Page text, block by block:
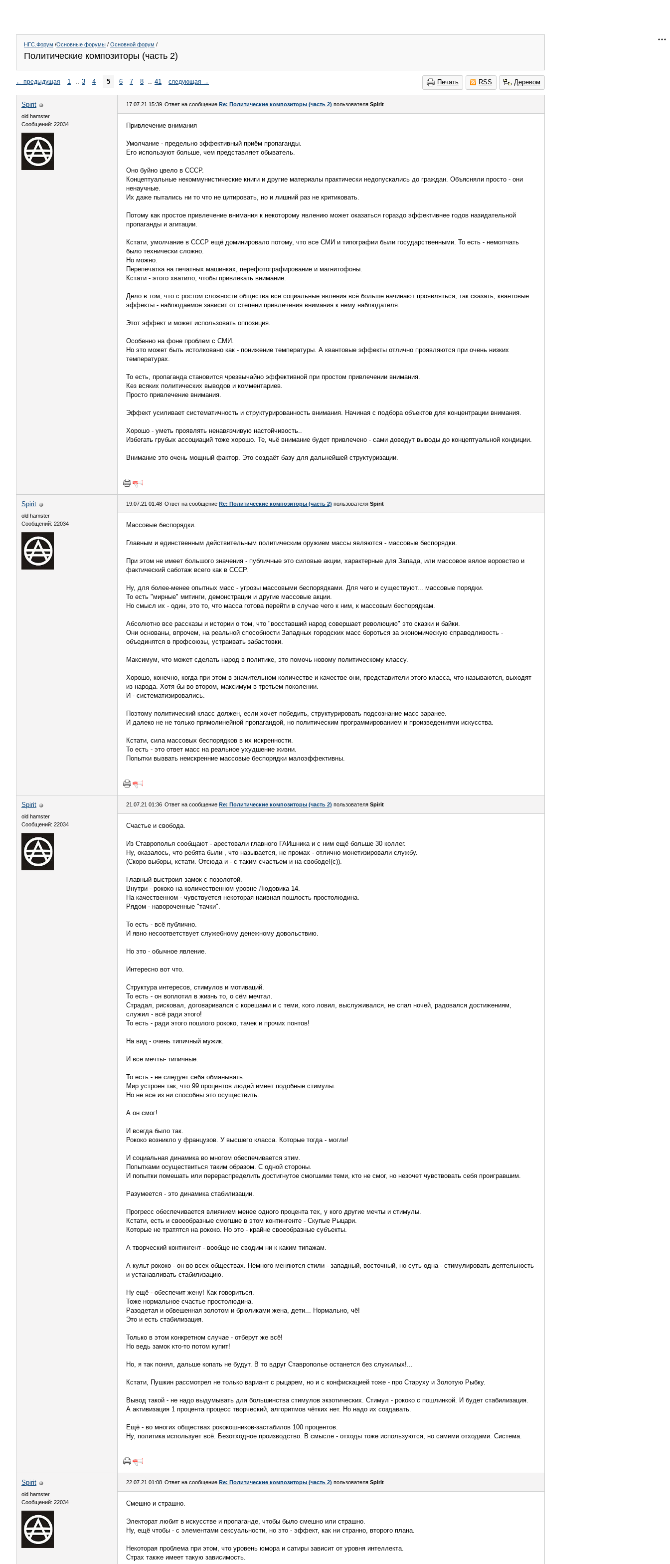
НГС.Форум /Основные форумы / Основной форум /
Политические композиторы (часть 2)
Печать RSS Деревом
← предыдущая 1 .. 3 4 5 6 7 8 .. 41 следующая →
Spirit
old hamster
Сообщений: 22034
17.07.21 15:39 Ответ на сообщение Re: Политические композиторы (часть 2) пользователя Spirit
Привлечение внимания
Умолчание - предельно эффективный приём пропаганды.
Его используют больше, чем представляет обыватель.
Оно буйно цвело в СССР.
Концептуальные некоммунистические книги и другие материалы практически недопускались до граждан. Объясняли просто - они
ненаучные.
Их даже пытались ни то что не цитировать, но и лишний раз не критиковать.
Потому как простое привлечение внимания к некоторому явлению может оказаться гораздо эффективнее годов назидательной
пропаганды и агитации.
Кстати, умолчание в СССР ещё доминировало потому, что все СМИ и типографии были государственными. То есть - немолчать
было технически сложно.
Но можно.
Перепечатка на печатных машинках, перефотографирование и магнитофоны.
Кстати - этого хватило, чтобы привлекать внимание.
Дело в том, что с ростом сложности общества все социальные явления всё больше начинают проявляться, так сказать, квантовые
эффекты - наблюдаемое зависит от степени привлечения внимания к нему наблюдателя.
Этот эффект и может использовать оппозиция.
Особенно на фоне проблем с СМИ.
Но это может быть истолковано как - понижение температуры. А квантовые эффекты отлично проявляются при очень низких
температурах.
То есть, пропаганда становится чрезвычайно эффективной при простом привлечении внимания.
Кез всяких политических выводов и комментариев.
Просто привлечение внимания.
Эффект усиливает систематичность и структурированность внимания. Начиная с подбора объектов для концентрации внимания.
Хорошо - уметь проявлять ненавязчивую настойчивость..
Избегать грубых ассоциаций тоже хорошо. Те, чьё внимание будет привлечено - сами доведут выводы до концептуальной кондиции.
Внимание это очень мощный фактор. Это создаёт базу для дальнейшей структуризации.
Spirit
old hamster
Сообщений: 22034
19.07.21 01:48 Ответ на сообщение Re: Политические композиторы (часть 2) пользователя Spirit
Массовые беспорядки.
Главным и единственным действительным политическим оружием массы являются - массовые беспорядки.
При этом не имеет большого значения - публичные это силовые акции, характерные для Запада, или массовое вялое воровство и
фактический саботаж всего как в СССР.
Ну, для более-менее опытных масс - угрозы массовыми беспорядками. Для чего и существуют... массовые порядки.
То есть "мирные" митинги, демонстрации и другие массовые акции.
Но смысл их - один, это то, что масса готова перейти в случае чего к ним, к массовым беспорядкам.
Абсолютно все рассказы и истории о том, что "восставший народ совершает революцию" это сказки и байки.
Они основаны, впрочем, на реальной способности Западных городских масс бороться за экономическую справедливость -
объединятся в профсоюзы, устраивать забастовки.
Максимум, что может сделать народ в политике, это помочь новому политическому классу.
Хорошо, конечно, когда при этом в значительном количестве и качестве они, представители этого класса, что называются, выходят
из народа. Хотя бы во втором, максимум в третьем поколении.
И - систематизировались.
Поэтому политический класс должен, если хочет победить, структурировать подсознание масс заранее.
И далеко не не только прямолинейной пропагандой, но политическим программированием и произведениями искусства.
Кстати, сила массовых беспорядков в их искренности.
То есть - это ответ масс на реальное ухудшение жизни.
Попытки вызвать неискренние массовые беспорядки малоэффективны.
Spirit
old hamster
Сообщений: 22034
21.07.21 01:36 Ответ на сообщение Re: Политические композиторы (часть 2) пользователя Spirit
Счастье и свобода.
Из Ставрополья сообщают - арестовали главного ГАИшника и с ним ещё больше 30 коллег.
Ну, оказалось, что ребята были , что называется, не промах - отлично монетизировали службу.
(Скоро выборы, кстати. Отсюда и - с таким счастьем и на свободе!(с)).
Главный выстроил замок с позолотой.
Внутри - рококо на количественном уровне Людовика 14.
На качественном - чувствуется некоторая наивная пошлость простолюдина.
Рядом - навороченные "тачки".
То есть - всё публично.
И явно несоответствует служебному денежному довольствию.
Но это - обычное явление.
Интересно вот что.
Структура интересов, стимулов и мотиваций.
То есть - он воплотил в жизнь то, о сём мечтал.
Страдал, рисковал, договаривался с корешами и с теми, кого ловил, выслуживался, не спал ночей, радовался достижениям,
служил - всё ради этого!
То есть - ради этого пошлого рококо, тачек и прочих понтов!
На вид - очень типичный мужик.
И все мечты- типичные.
То есть - не следует себя обманывать.
Мир устроен так, что 99 процентов людей имеет подобные стимулы.
Но не все из ни способны это осуществить.
А он смог!
И всегда было так.
Рококо возникло у французов. У высшего класса. Которые тогда - могли!
И социальная динамика во многом обеспечивается этим.
Попытками осуществиться таким образом. С одной стороны.
И попытки помешать или перераспределить достигнутое смогшими теми, кто не смог, но незочет чувствовать себя проигравшим.
Разумеется - это динамика стабилизации.
Прогресс обеспечивается влиянием менее одного процента тех, у кого другие мечты и стимулы.
Кстати, есть и своеобразные смогшие в этом контингенте - Скупые Рыцари.
Которые не тратятся на рококо. Но это - крайне своеобразные субъекты.
А творческий контингент - вообще не сводим ни к каким типажам.
А культ рококо - он во всех обществах. Немного меняются стили - западный, восточный, но суть одна - стимулировать деятельность
и устанавливать стабилизацию.
Ну ещё - обеспечит жену! Как говориться.
Тоже нормальное счастье простолюдина.
Разодетая и обвешенная золотом и брюликами жена, дети... Нормально, чё!
Это и есть стабилизация.
Только в этом конкретном случае - отберут же всё!
Но ведь замок кто-то потом купит!
Но, я так понял, дальше копать не будут. В то вдруг Ставрополье останется без служилых!...
Кстати, Пушкин рассмотрел не только вариант с рыцарем, но и с конфискацией тоже - про Старуху и Золотую Рыбку.
Вывод такой - не надо выдумывать для большинства стимулов экзотических. Стимул - рококо с пошлинкой. И будет стабилизация.
А активизация 1 процента процесс творческий, алгоритмов чётких нет. Но надо их создавать.
Ещё - во многих обществах рококошников-застабилов 100 процентов.
Ну, политика использует всё. Безотходное производство. В смысле - отходы тоже используются, но самими отходами. Система.
Spirit
old hamster
Сообщений: 22034
22.07.21 01:08 Ответ на сообщение Re: Политические композиторы (часть 2) пользователя Spirit
Смешно и страшно.
Электорат любит в искусстве и пропаганде, чтобы было смешно или страшно.
Ну, ещё чтобы - с элементами сексуальности, но это - эффект, как ни странно, второго плана.
Некоторая проблема при этом, что уровень юмора и сатиры зависит от уровня интеллекта.
Страх также имеет такую зависимость.